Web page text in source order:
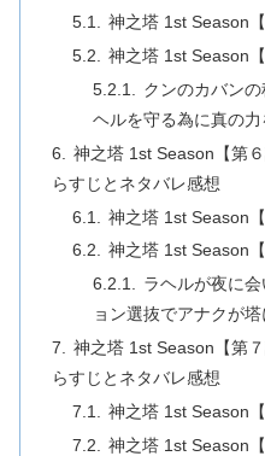
神之塔 1st Season
神之塔 1st Season
クンのカバン
ヘルを守る為に真の力
神之塔 1st Season【第
らすじとネタバレ感想
神之塔 1st Season
神之塔 1st Season
ラヘルが夜に
ョン選抜でアナクが
神之塔 1st Season【第
らすじとネタバレ感想
神之塔 1st Season
神之塔 1st Season